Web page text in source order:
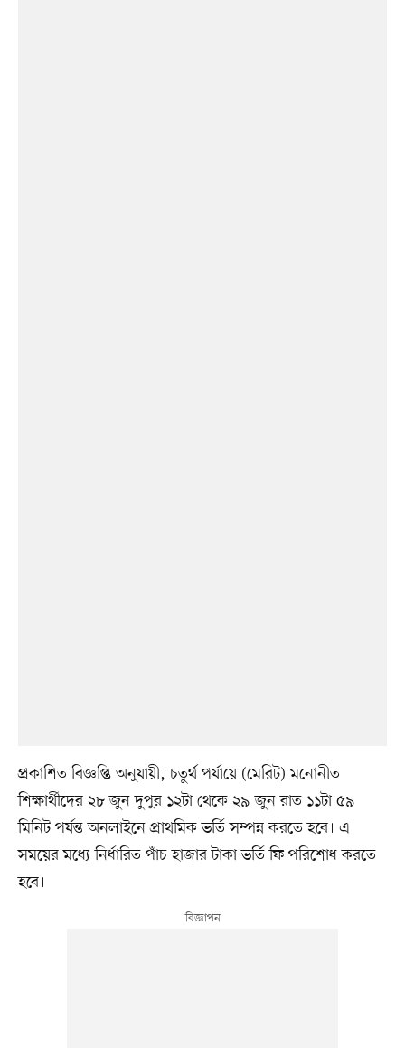
প্রকাশিত বিজ্ঞপ্তি অনুযায়ী, চতুর্থ পর্যায়ে (মেরিট) মনোনীত
শিক্ষার্থীদের ২৮ জুন দুপুর ১২টা থেকে ২৯ জুন রাত ১১টা ৫৯
মিনিট পর্যন্ত অনলাইনে প্রাথমিক ভর্তি সম্পন্ন করতে হবে। এ
সময়ের মধ্যে নির্ধারিত পাঁচ হাজার টাকা ভর্তি ফি পরিশোধ করতে
হবে।